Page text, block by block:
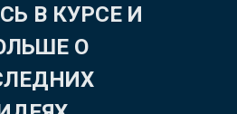
В КУРСЕ И
О